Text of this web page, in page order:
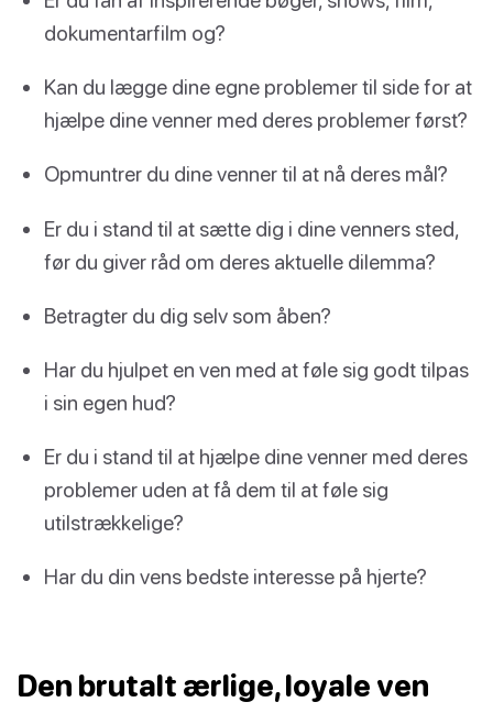
dokumentarfilm og?
Kan du lægge dine egne problemer til side for at
hjælpe dine venner med deres problemer først?
Opmuntrer du dine venner til at nå deres mål?
Er du i stand til at sætte dig i dine venners sted,
før du giver råd om deres aktuelle dilemma?
Betragter du dig selv som åben?
Har du hjulpet en ven med at føle sig godt tilpas
i sin egen hud?
Er du i stand til at hjælpe dine venner med deres
problemer uden at få dem til at føle sig
utilstrækkelige?
Har du din vens bedste interesse på hjerte?
Den brutalt ærlige, loyale ven